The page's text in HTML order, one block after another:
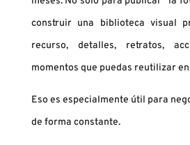
construir una biblioteca visual
recurso, detalles, retratos,
momentos que puedas reutilizar
Eso es especialmente útil para
de forma constante.